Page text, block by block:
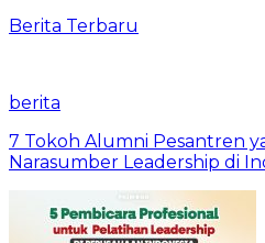
Berita Terbaru
berita
7 Tokoh Alumni Pesantren
Narasumber Leadership di